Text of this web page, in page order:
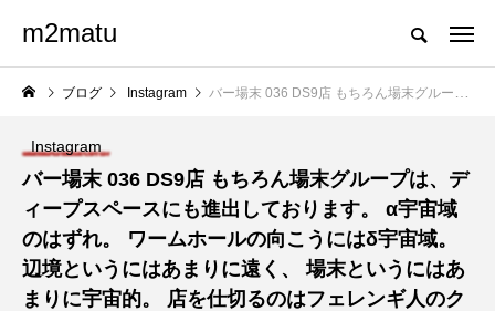
m2matu
ブログ Instagram バー場末 036 DS9店 もちろん場末グループは、ディープスペースにも進出しております。 α宇宙域のはずれ。 ワームホールの向こうにはδ宇宙域。 辺境というにはあまりに遠く、 場末というにはあまりに宇宙的。 店を仕切るのはフェレンギ人のクワーク。 …
Instagram
バー場末 036 DS9店 もちろん場末グループは、デ
ィープスペースにも進出しております。 α宇宙域
のはずれ。 ワームホールの向こうにはδ宇宙域。
辺境というにはあまりに遠く、 場末というにはあ
まりに宇宙的。 店を仕切るのはフェレンギ人のク